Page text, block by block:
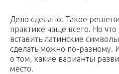
Дело сделано. Такое
практике чаще всего. Но
вставить латинские
сделать можно по-разному.
о том, какие варианты
место.